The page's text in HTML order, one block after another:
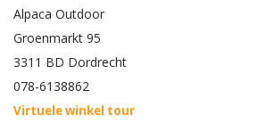
Alpaca Outdoor
Groenmarkt 95
3311 BD Dordrecht
078-6138862
Virtuele winkel tour